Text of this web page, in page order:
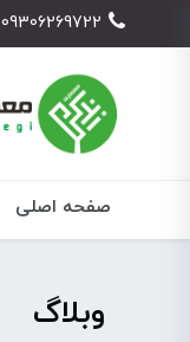
09306269722
صفحه اصلی
وبلاگ